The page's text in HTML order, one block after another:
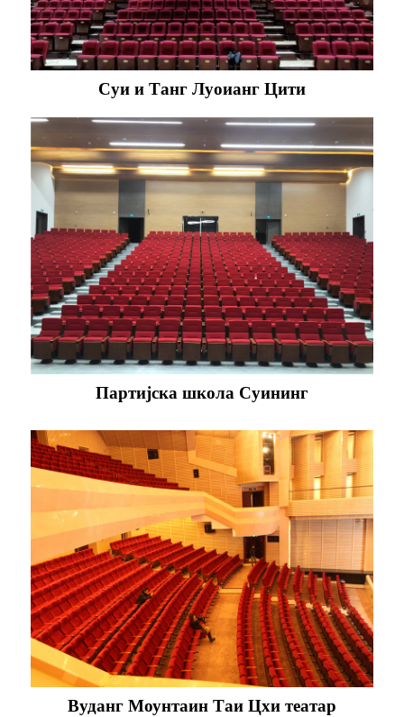
Суи и Танг Луоианг Цити
Партијска школа Суининг
Вуданг Моунтаин Таи Цхи театар